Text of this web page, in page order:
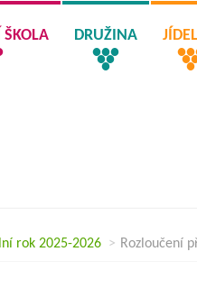
DRUŽINA
rok 2025-2026 Rozloučení